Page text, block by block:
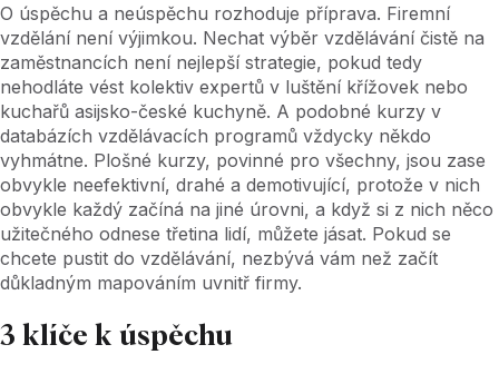
O úspěchu a neúspěchu rozhoduje příprava. Firemní
vzdělání není výjimkou. Nechat výběr vzdělávání čistě na
zaměstnancích není nejlepší strategie, pokud tedy
nehodláte vést kolektiv expertů v luštění křížovek nebo
kuchařů asijsko-české kuchyně. A podobné kurzy v
databázích vzdělávacích programů vždycky někdo
vyhmátne. Plošné kurzy, povinné pro všechny, jsou zase
obvykle neefektivní, drahé a demotivující, protože v nich
obvykle každý začíná na jiné úrovni, a když si z nich něco
užitečného odnese třetina lidí, můžete jásat. Pokud se
chcete pustit do vzdělávání, nezbývá vám než začít
důkladným mapováním uvnitř firmy.
3 klíče k úspěchu